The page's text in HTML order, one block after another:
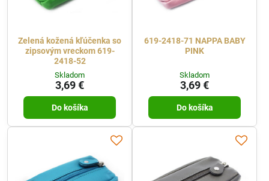
Zelená kožená kľúčenka so
zipsovým vreckom 619-
2418-52
Skladom
3,69 €
Do košíka
619-2418-71 NAPPA BABY
PINK
Skladom
3,69 €
Do košíka